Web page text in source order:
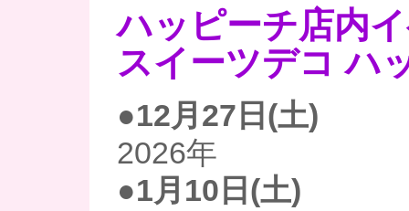
ハッピーチ店内
スイーツデコ ハ
●12月27日(土)
2026年
●1月10日(土)